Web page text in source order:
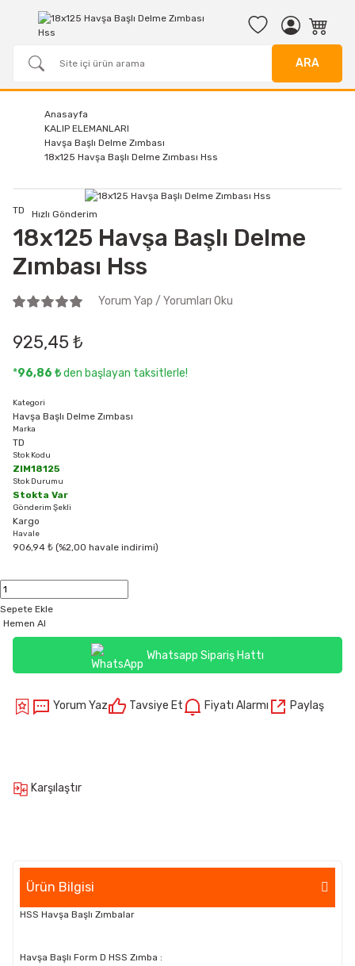
ARA
Anasayfa
KALIP ELEMANLARI
Havşa Başlı Delme Zımbası
18x125 Havşa Başlı Delme Zımbası Hss
Hızlı Gönderim
TD
18x125 Havşa Başlı Delme
Zımbası Hss
Yorum Yap / Yorumları Oku
925,45 ₺
*96,86 ₺den başlayan taksitlerle!
Kategori
Havşa Başlı Delme Zımbası
Marka
TD
Stok Kodu
ZIM18125
Stok Durumu
Stokta Var
Gönderim Şekli
Kargo
Havale
906,94 ₺ (%2,00 havale indirimi)
Sepete Ekle
Hemen Al
Whatsapp Sipariş Hattı
Yorum Yaz Tavsiye Et Fiyatı Alarmı Paylaş
Karşılaştır
Ürün Bilgisi
HSS Havşa Başlı Zımbalar
Havşa Başlı Form D HSS Zımba :